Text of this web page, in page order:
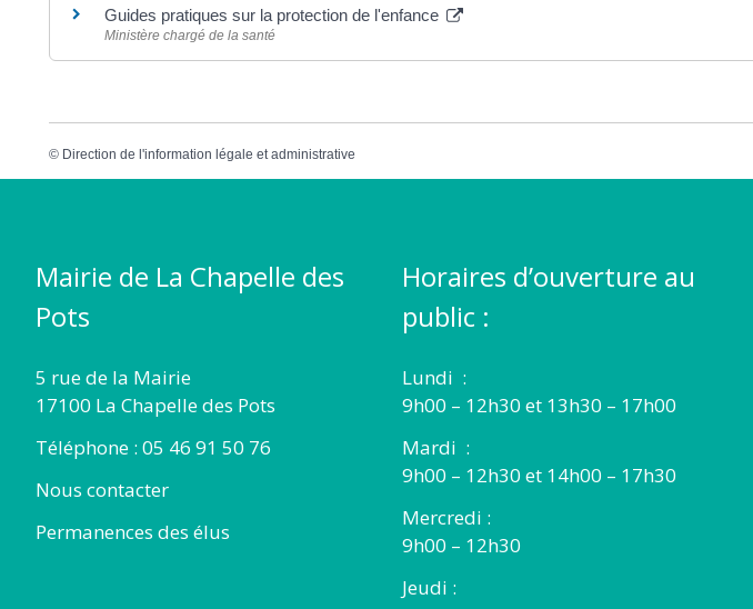
Guides pratiques sur la protection de l'enfance
Ministère chargé de la santé
© Direction de l'information légale et administrative
Mairie de La Chapelle des
Pots
5 rue de la Mairie
17100 La Chapelle des Pots
Téléphone : 05 46 91 50 76
Nous contacter
Permanences des élus
Horaires d’ouverture au
public :
Lundi :
9h00 – 12h30 et 13h30 – 17h00
Mardi :
9h00 – 12h30 et 14h00 – 17h30
Mercredi :
9h00 – 12h30
Jeudi :